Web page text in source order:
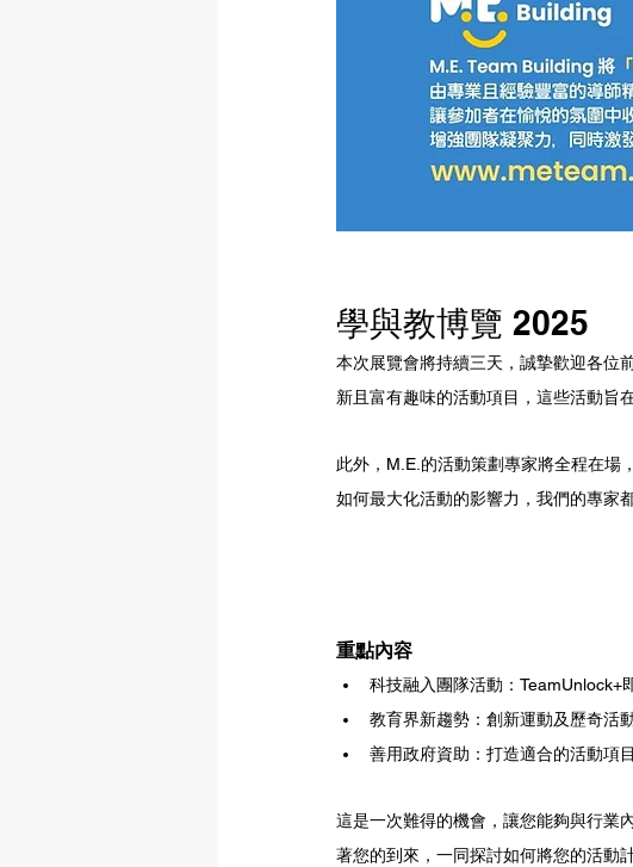
學與教博覽 2025
本次展覽會將持續三天，誠摯歡迎各位
新且富有趣味的活動項目，這些活動旨
此外，M.E.的活動策劃專家將全程在場
如何最大化活動的影響力，我們的專家
重點內容
科技融入團隊活動：TeamUnlock+
教育界新趨勢：創新運動及歷奇活
善用政府資助：打造適合的活動項目
這是一次難得的機會，讓您能夠與行業
著您的到來，一同探討如何將您的活動